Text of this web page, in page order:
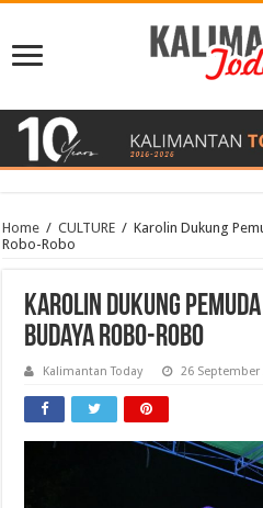
Home / CULTURE / Karolin Dukung
Robo-Robo
Karolin Dukung
Budaya Robo-Robo
Kalimantan Today 26 September